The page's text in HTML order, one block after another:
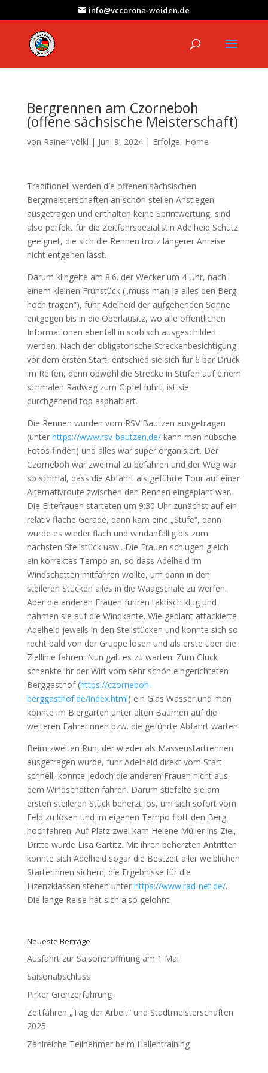
info@vccorona-weiden.de
Bergrennen am Czorneboh
(offene sächsische Meisterschaft)
von Rainer Völkl | Juni 9, 2024| Erfolge, Home
Traditionell werden die offenen sächsischen
Bergmeisterschaften an schön steilen Anstiegen
ausgetragen und enthalten keine Sprintwertung, sind
also perfekt für die Zeitfahrspezialistin Adelheid Schütz
geeignet, die sich die Rennen trotz längerer Anreise
nicht entgehen lässt.
Darum klingelte am 8.6. der Wecker um 4 Uhr, nach
einem kleinen Frühstück („muss man ja alles den Berg
hoch tragen“), fuhr Adelheid der aufgehenden Sonne
entgegen bis in die Oberlausitz, wo alle öffentlichen
Informationen ebenfall in sorbisch ausgeschildert
werden. Nach der obligatorische Streckenbesichtigung
vor dem ersten Start, entschied sie sich für 6 bar Druck
im Reifen, denn obwohl die Strecke in Stufen auf einem
schmalen Radweg zum Gipfel führt, ist sie
durchgehend top asphaltiert.
Die Rennen wurden vom RSV Bautzen ausgetragen
(unter https://www.rsv-bautzen.de/kann man hübsche
Fotos finden) und alles war super organisiert. Der
Czorneboh war zweimal zu befahren und der Weg war
so schmal, dass die Abfahrt als geführte Tour auf einer
Alternativroute zwischen den Rennen eingeplant war.
Die Elitefrauen starteten um 9:30 Uhr zunächst auf ein
relativ flache Gerade, dann kam eine „Stufe“, dann
wurde es wieder flach und windanfällig bis zum
nächsten Steilstück usw.. Die Frauen schlugen gleich
ein korrektes Tempo an, so dass Adelheid im
Windschatten mitfahren wollte, um dann in den
steileren Stücken alles in die Waagschale zu werfen.
Aber die anderen Frauen fuhren taktisch klug und
nahmen sie auf die Windkante. Wie geplant attackierte
Adelheid jeweils in den Steilstücken und konnte sich so
recht bald von der Gruppe lösen und als erste über die
Ziellinie fahren. Nun galt es zu warten. Zum Glück
schenkte ihr der Wirt vom sehr schön eingerichteten
Berggasthof (https://czorneboh-
berggasthof.de/index.html) ein Glas Wasser und man
konnte im Biergarten unter alten Bäumen auf die
weiteren Fahrerinnen bzw. die geführte Abfahrt warten.
Beim zweiten Run, der wieder als Massenstartrennen
ausgetragen wurde, fuhr Adelheid direkt vom Start
schnell, konnte jedoch die anderen Frauen nicht aus
dem Windschatten fahren. Darum stiefelte sie am
ersten steileren Stück beherzt los, um sich sofort vom
Feld zu lösen und im eigenen Tempo flott den Berg
hochfahren. Auf Platz zwei kam Helene Müller ins Ziel,
Dritte wurde Lisa Gärtitz. Mit ihren beherzten Antritten
konnte sich Adelheid sogar die Bestzeit aller weiblichen
Starterinnen sichern; die Ergebnisse für die
Lizenzklassen stehen unter https://www.rad-net.de/.
Die lange Reise hat sich also gelohnt!
Neueste Beiträge
Ausfahrt zur Saisoneröffnung am 1 Mai
Saisonabschluss
Pirker Grenzerfahrung
Zeitfahren „Tag der Arbeit“ und Stadtmeisterschaften
2025
Zahlreiche Teilnehmer beim Hallentraining